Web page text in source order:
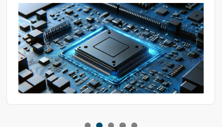
选择相应的试验箱方案。